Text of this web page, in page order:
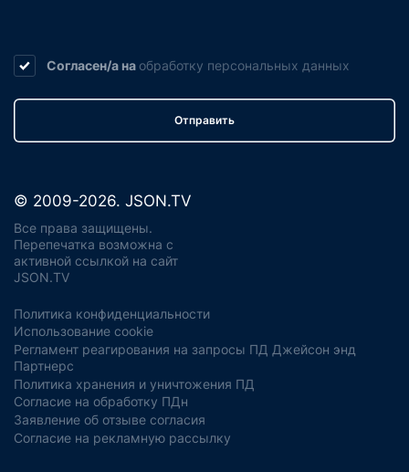
Согласен/а на обработку персональных данных
Отправить
© 2009-2026. JSON.TV
Все права защищены.
Перепечатка возможна с
активной ссылкой на сайт
JSON.TV
Политика конфиденциальности
Использование cookie
Регламент реагирования на запросы ПД Джейсон энд
Партнерс
Политика хранения и уничтожения ПД
Согласие на обработку ПДн
Заявление об отзыве согласия
Согласие на рекламную рассылку